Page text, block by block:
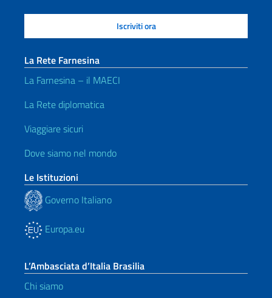
La Rete Farnesina
La Farnesina – il MAECI
La Rete diplomatica
Viaggiare sicuri
Dove siamo nel mondo
Le Istituzioni
Governo Italiano
Europa.eu
L’Ambasciata d’Italia Brasilia
Chi siamo